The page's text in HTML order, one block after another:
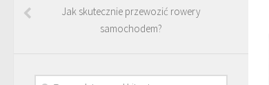
Jak skutecznie przewozić rowery
samochodem?